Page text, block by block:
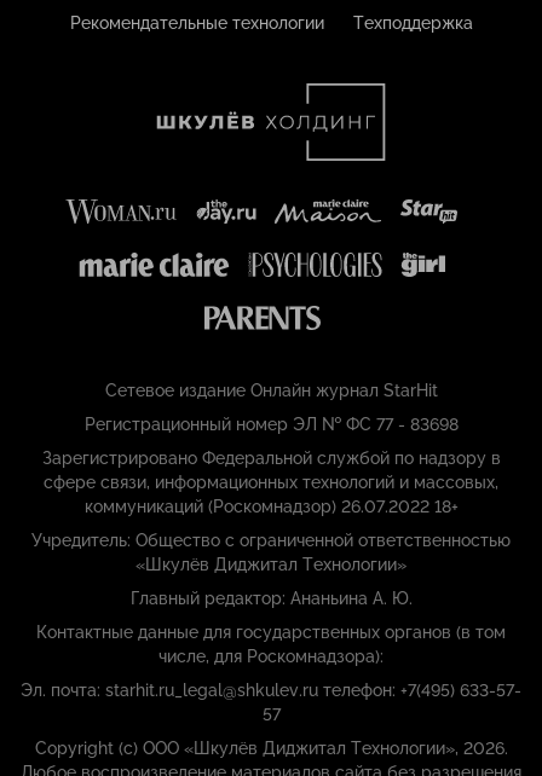
Рекомендательные технологии
Техподдержка
Сетевое издание Онлайн журнал StarHit
Регистрационный номер ЭЛ № ФС 77 - 83698
Зарегистрировано Федеральной службой по надзору в
сфере связи, информационных технологий и массовых,
коммуникаций (Роскомнадзор) 26.07.2022 18+
Учредитель: Общество с ограниченной ответственностью
«Шкулёв Диджитал Технологии»
Главный редактор: Ананьина А. Ю.
Контактные данные для государственных органов (в том
числе, для Роскомнадзора):
Эл. почта: starhit.ru_legal@shkulev.ru телефон: +7(495) 633-57-
57
Copyright (с) ООО «Шкулёв Диджитал Технологии», 2026.